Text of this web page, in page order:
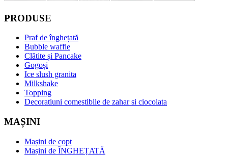
PRODUSE
Praf de înghețată
Bubble waffle
Clătite și Pancake
Gogoși
Ice slush granita
Milkshake
Topping
Decoratiuni comestibile de zahar si ciocolata
MAȘINI
Mașini de copt
Mașini de ÎNGHEȚATĂ